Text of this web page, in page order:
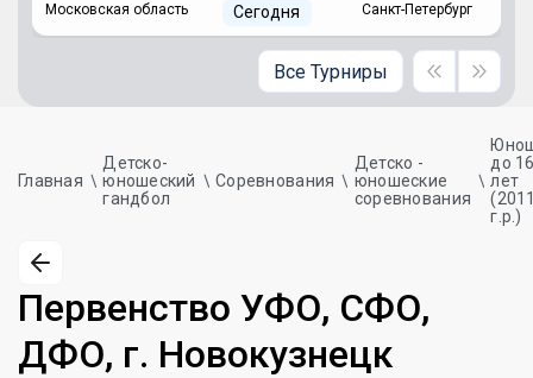
Московская область Сегодня Санкт-Петербург
Все Турниры
Главная
Детско-
юношеский
гандбол
Соревнования
Детско -
юношеские
соревнования
до
лет
г.р.)
Первенство УФО, СФО,
ДФО, г. Новокузнецк